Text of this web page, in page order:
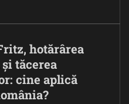
hotărârea
tăcerea
cine aplică